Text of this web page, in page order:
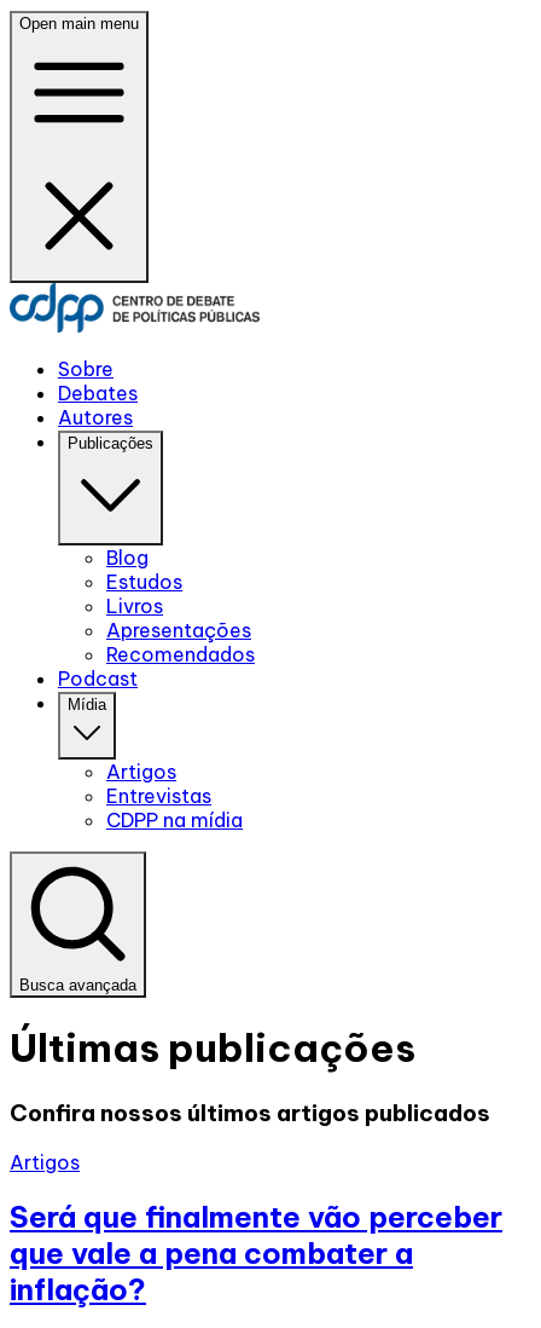
Open main menu
Sobre
Debates
Autores
Publicações
Blog
Estudos
Livros
Apresentações
Recomendados
Podcast
Mídia
Artigos
Entrevistas
CDPP na mídia
Busca avançada
Últimas publicações
Confira nossos últimos artigos publicados
Artigos
Será que finalmente vão perceber
que vale a pena combater a
inflação?